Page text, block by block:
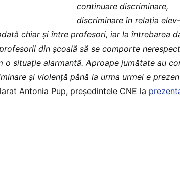
continuare discriminare,
discriminare în relaţia elev-
chiar şi între profesori, iar la întrebarea
din şcoală să se comporte
o situaţie alarmantă. Aproape jumătate au
şi violenţă până la urma urmei e
Antonia Pup, președintele CNE la